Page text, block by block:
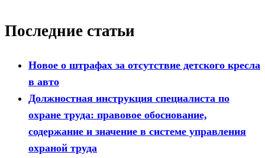
Последние статьи
Новое о штрафах за отсутствие детского кресла
в авто
Должностная инструкция специалиста по
охране труда: правовое обоснование,
содержание и значение в системе управления
охраной труда